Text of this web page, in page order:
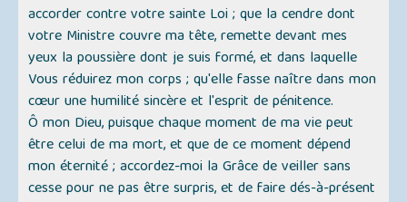
accorder contre votre sainte Loi ; que la cendre dont
votre Ministre couvre ma tête, remette devant mes
yeux la poussière dont je suis formé, et dans laquelle
Vous réduirez mon corps ; qu'elle fasse naître dans mon
cœur une humilité sincère et l'esprit de pénitence.
Ô mon Dieu, puisque chaque moment de ma vie peut
être celui de ma mort, et que de ce moment dépend
mon éternité ; accordez-moi la Grâce de veiller sans
cesse pour ne pas être surpris, et de faire dés-à-présent